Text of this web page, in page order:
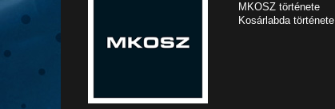
MKOSZ története
Kosárlabda története